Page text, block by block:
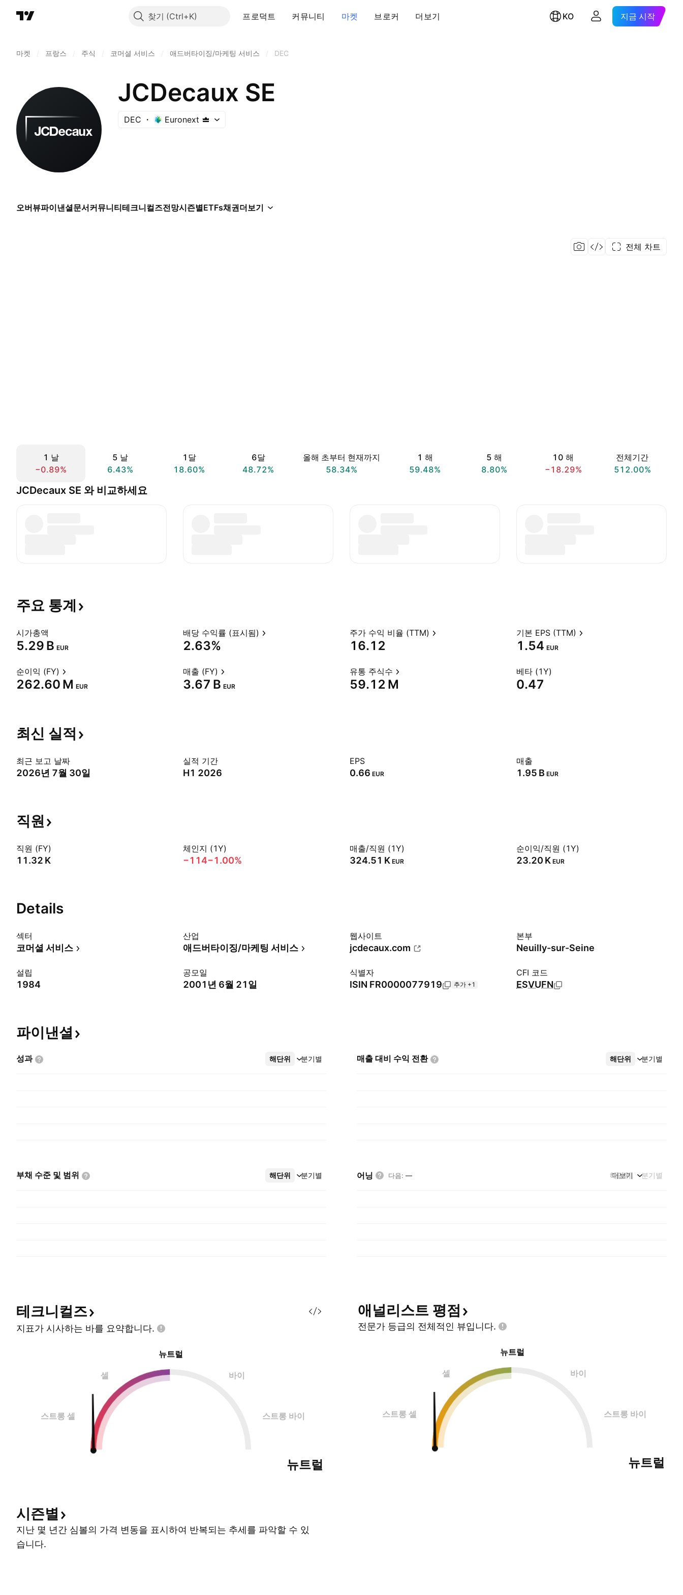
찾기 프로덕트 커뮤니티 마켓 브로커 더보기 KO 지금 시작
마켓 프랑스 주식 코머셜 서비스 애드버타이징/마케팅 서비스 DEC
JCDecaux SE
DEC Euronext
오버뷰파이낸셜문서커뮤니티테크니컬즈전망시즌별ETFs채권더보기
전체 차트
1 날
−0.89%
5 날
6.43%
1달
18.60%
6달
48.72%
올해 초부터 현재까지
58.34%
1 해
59.48%
5 해
8.80%
10 해
−18.29%
전체기간
512.00%
JCDecaux SE 와 비교하세요
주요 통계
시가총액
‪5.29 B‬ EUR
배당 수익률 (표시됨)
2.63%
주가 수익 비율 (TTM)
16.12
기본 EPS (TTM)
1.54 EUR
순이익 (FY)
‪262.60 M‬ EUR
매출 (FY)
‪3.67 B‬ EUR
유통 주식수
‪59.12 M‬
베타 (1Y)
0.47
최신 실적
최근 보고 날짜
2026년 7월 30일
실적 기간
H1 2026
EPS
0.66 EUR
매출
‪1.95 B‬ EUR
직원
직원 (FY)
‪11.32 K‬
체인지 (1Y)
−114−1.00%
매출/직원 (1Y)
‪324.51 K‬ EUR
순이익/직원 (1Y)
‪23.20 K‬ EUR
Details
섹터
코머셜 서비스
산업
애드버타이징/마케팅 서비스
웹사이트
jcdecaux.com
본부
Neuilly-sur-Seine
설립
1984
공모일
2001년 6월 21일
식별자
ISIN FR0000077919 추가 +1
CFI 코드
ESVUFN
파이낸셜
성과 해단위 분기별
더보기 매출 대비 수익 전환 해단위 분기별
더보기
부채 수준 및 범위 해단위 분기별
더보기 어닝 다음: — 해단위 분기별
더보기
테크니컬즈
지표가 시사하는 바를 요약합니다.
뉴트럴
셀 바이
스트롱 셀 스트롱 바이
뉴트럴
애널리스트 평점
전문가 등급의 전체적인 뷰입니다.
뉴트럴
셀 바이
스트롱 셀 스트롱 바이
뉴트럴
시즌별
지난 몇 년간 심볼의 가격 변동을 표시하여 반복되는 추세를 파악할 수 있
습니다.